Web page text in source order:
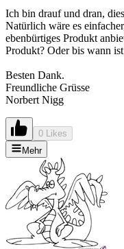
Ich bin drauf und dran,
Natürlich wäre es
ebenbürtiges Produkt
Produkt? Oder bis wann
Besten Dank.
Freundliche Grüsse
Norbert Nigg
0 Likes
Mehr